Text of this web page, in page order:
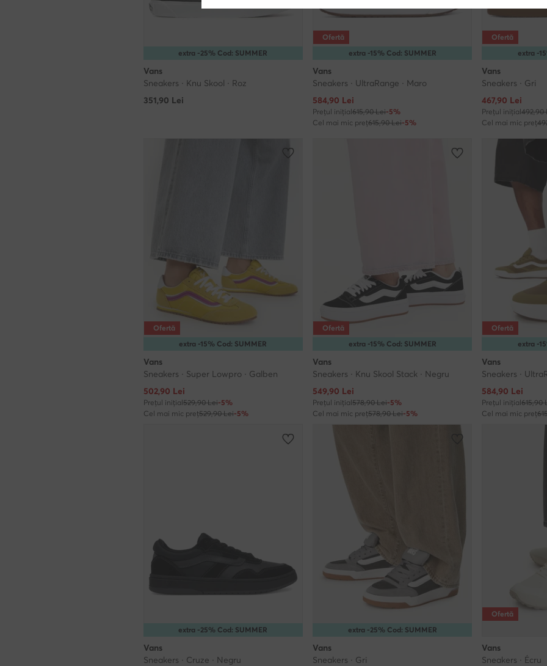
extra -25% Cod: SUMMER
Vans
Sneakers · Knu Skool · Roz
351,90 Lei
extra -15% Cod: SUMMER
Ofertă
Vans
Sneakers · UltraRange · Maro
Prețul actual
584,90 Lei
Prețul inițial615,90 Lei-5%
Cel mai mic preț615,90 Lei-5%
extra -
Ofertă
Vans
Sneakers · Gri
Prețul actual
467,90 Lei
Prețul inițial492,90
Cel mai mic preț
extra -15% Cod: SUMMER
Ofertă
Vans
Sneakers · Super Lowpro · Galben
Prețul actual
502,90 Lei
Prețul inițial529,90 Lei-5%
Cel mai mic preț529,90 Lei-5%
extra -15% Cod: SUMMER
Ofertă
Vans
Sneakers · Knu Skool Stack · Negru
Prețul actual
549,90 Lei
Prețul inițial578,90 Lei-5%
Cel mai mic preț578,90 Lei-5%
extra -
Ofertă
Vans
Sneakers ·
Prețul actual
584,90 Lei
Prețul inițial615,90
Cel mai mic preț
extra -25% Cod: SUMMER
Vans
Sneakers · Cruze · Negru
extra -25% Cod: SUMMER
Vans
Sneakers · Gri
Ofertă
Vans
Sneakers · Écru